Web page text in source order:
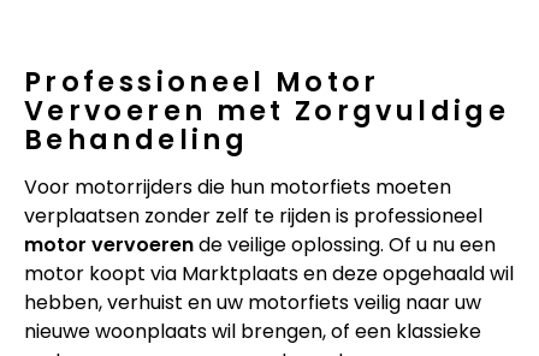
Professioneel Motor
Vervoeren met Zorgvuldige
Behandeling
Voor motorrijders die hun motorfiets moeten
verplaatsen zonder zelf te rijden is professioneel
motor vervoerende veilige oplossing. Of u nu een
motor koopt via Marktplaats en deze opgehaald wil
hebben, verhuist en uw motorfiets veilig naar uw
nieuwe woonplaats wil brengen, of een klassieke